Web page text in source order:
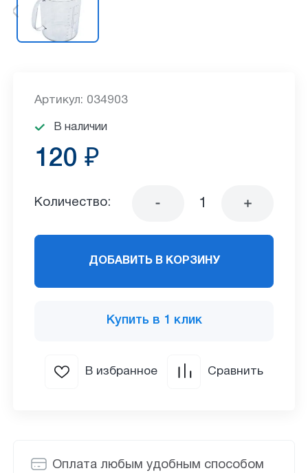
Оплата любым удобным способом
Артикул: 034903
В наличии
120 ₽
Количество:
ДОБАВИТЬ В КОРЗИНУ
Купить в 1 клик
В избранное Сравнить